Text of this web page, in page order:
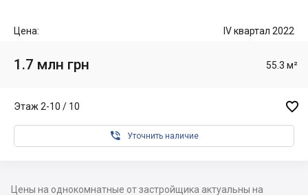
Цена: IV квартал 2022
1.7 млн грн 55.3 м²
Этаж 2-10 / 10 
 Уточнить наличие
Цены на однокомнатные от застройщика актуальны на